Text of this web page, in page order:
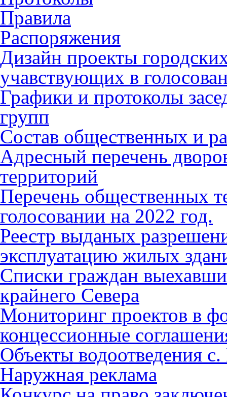
Правила
Распоряжения
Дизайн проекты
учавствующих в
Графики и протоколы
групп
Состав общественных и
Адресный перечень
территорий
Перечень общественных
голосовании на 2022 год.
Реестр выданых
эксплуатацию жилых
Списки граждан
крайнего Севера
Мониторинг проектов в
концессионные
Объекты водоотведения с.
Наружная реклама